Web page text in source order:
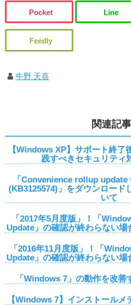
牛野 天喜
関連記事
【Windows XP】サポート終了
践すべきセキュリティ
「Convenience rollup
(KB3125574)」をダウンロード
いて
「2017年5月度版」！「
Update」の確認が終わらない場
「2016年11月度版」！「
Update」の確認が終わらない場
「Windows 7」の動作を改善
【Windows 7】インストール